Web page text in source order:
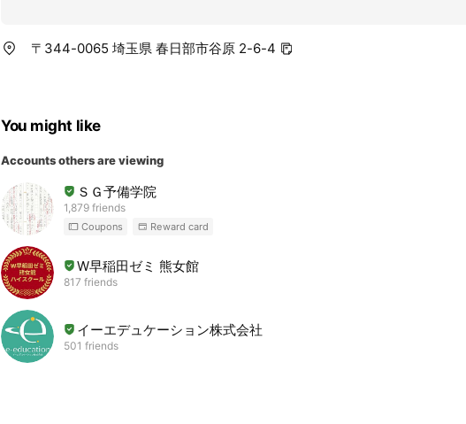
〒344-0065 埼玉県 春日部市谷原 2-6-4
You might like
Accounts others are viewing
ＳＧ予備学院
1,879 friends
Coupons Reward card
W早稲田ゼミ 熊女館
817 friends
イーエデュケーション株式会社
501 friends